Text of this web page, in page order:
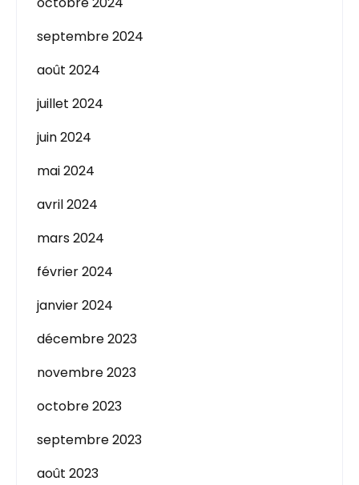
septembre 2024
août 2024
juillet 2024
juin 2024
mai 2024
avril 2024
mars 2024
février 2024
janvier 2024
décembre 2023
novembre 2023
octobre 2023
septembre 2023
août 2023